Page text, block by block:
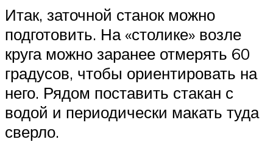
Итак, заточной станок можно
подготовить. На «столике» возле
круга можно заранее отмерять 60
градусов, чтобы ориентировать на
него. Рядом поставить стакан с
водой и периодически макать туда
сверло.